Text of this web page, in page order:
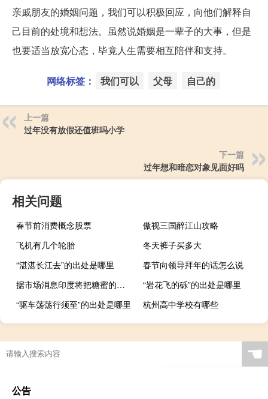
亲戚朋友的婚姻问题，我们可以积极回应，向他们解释自
己目前的处境和想法。虽然说婚姻是一辈子的大事，但是
也要适当放宽心态，毕竟人生需要相互陪伴和支持。
网络标签： 我们可以 父母 自己的
上一篇
过年没有放假还值班吗小学
下一篇
过年想和暗恋对象见面好吗
相关问题
春节前消费概念股票
傲视三国醉江山攻略
飞机有几个轮胎
冬天裤子买多大
“湛湛长江去”的出处是哪里
春节向领导拜年的话怎么说
据市场消息印度将把糖蜜的商品及服务税从28%降至5%
“岩花飞的砾”的出处是哪里
“驱车荡荡行须至”的出处是哪里
杭州高中学校有哪些
☚
公告